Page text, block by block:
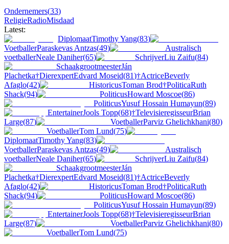
Ondernemers(33)
ReligieRadioMisdaad
Latest:
DiplomaatTimothy Yang(83)
VoetballerParaskevas Antzas(49)
Australisch
voetballerNeale Daniher(65) SchrijverLiu Zaifu(84)
SchaakgrootmeesterJán
Plachetka†DierexpertEdvard Moseid(81)†ActriceBeverly
Afaglo(42) HistoricusToman Brod†PoliticaRuth
Shack(94) PoliticusHoward Moscoe(86)
PoliticusYusuf Hossain Humayun(89)
EntertainerJools Topp(68)†TelevisieregisseurBrian
Large(87) VoetballerParviz Ghelichkhani(80)
VoetballerTom Lund(75)
DiplomaatTimothy Yang(83)
VoetballerParaskevas Antzas(49)
Australisch
voetballerNeale Daniher(65) SchrijverLiu Zaifu(84)
SchaakgrootmeesterJán
Plachetka†DierexpertEdvard Moseid(81)†ActriceBeverly
Afaglo(42) HistoricusToman Brod†PoliticaRuth
Shack(94) PoliticusHoward Moscoe(86)
PoliticusYusuf Hossain Humayun(89)
EntertainerJools Topp(68)†TelevisieregisseurBrian
Large(87) VoetballerParviz Ghelichkhani(80)
VoetballerTom Lund(75)